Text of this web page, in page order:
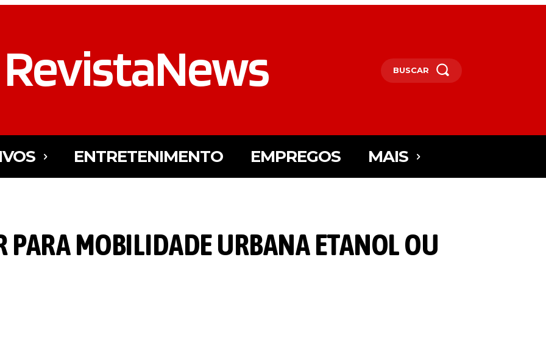
RevistaNews BUSCAR
ENTRETENIMENTO EMPREGOS MAIS
PARA MOBILIDADE URBANA ETANOL OU